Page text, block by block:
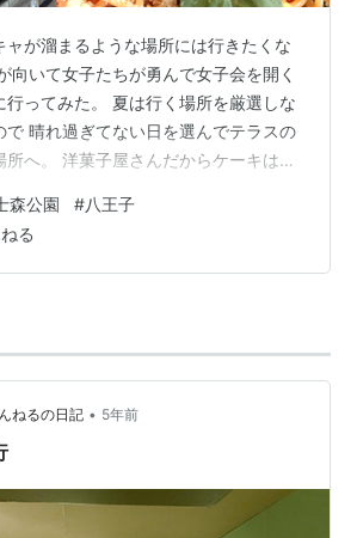
ャが溜まるような場所には行きたくな
向いて女子たちが勇んで女子会を開く
行ってみた。 夏は行く場所を厳選しな
で 晴れ過ぎてない日を選んでテラスの
所へ。 洋菓子屋さんだからケーキは食
だから八王子にしては強気だけど ボ
も大満足。 ろんぱくさんにはお水が
や～。 富士森公園の隣なので公園もお
サムネ 保護犬をもっと身近に感じて
森公園 #八王子
る
ねるの日記 • 5年前